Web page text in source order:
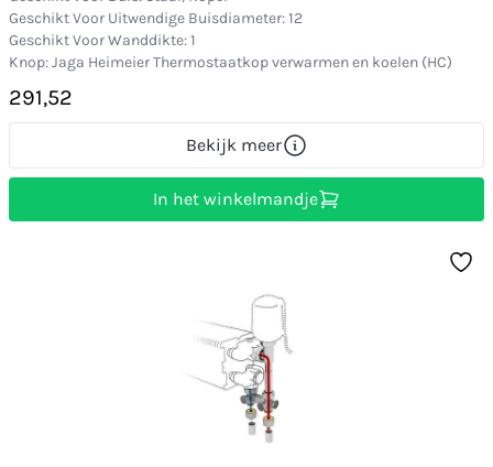
Geschikt Voor Uitwendige Buisdiameter: 12
Geschikt Voor Wanddikte: 1
Knop: Jaga Heimeier Thermostaatkop verwarmen en koelen (HC)
291,52
Bekijk meer
In het winkelmandje